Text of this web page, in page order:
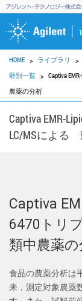
HOME ライブラリ
野別一覧
Captiva
農薬の分析
Captiva EMR-
LC/MSによる
Captiva
6470トリ
類中農薬
食品の農薬分析は
来，測定対象農薬